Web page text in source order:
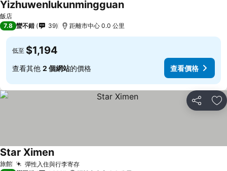
飯店
Yizhuwenlukunmingguan
7.8 蠻不錯 39 距離市中心 0.0 公里
低至 $1,194
查看其他 2 個網站的價格 查看價格
分享 加
旅館 彈性入住與行李寄存
Star Ximen